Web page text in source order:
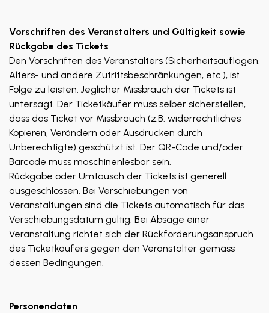
Vorschriften des Veranstalters und Gültigkeit sowie
Rückgabe des Tickets
Den Vorschriften des Veranstalters (Sicherheitsauflagen,
Alters- und andere Zutrittsbeschränkungen, etc.), ist
Folge zu leisten. Jeglicher Missbrauch der Tickets ist
untersagt. Der Ticketkäufer muss selber sicherstellen,
dass das Ticket vor Missbrauch (z.B. widerrechtliches
Kopieren, Verändern oder Ausdrucken durch
Unberechtigte) geschützt ist. Der QR-Code und/oder
Barcode muss maschinenlesbar sein.
Rückgabe oder Umtausch der Tickets ist generell
ausgeschlossen. Bei Verschiebungen von
Veranstaltungen sind die Tickets automatisch für das
Verschiebungsdatum gültig. Bei Absage einer
Veranstaltung richtet sich der Rückforderungsanspruch
des Ticketkäufers gegen den Veranstalter gemäss
dessen Bedingungen.
Personendaten